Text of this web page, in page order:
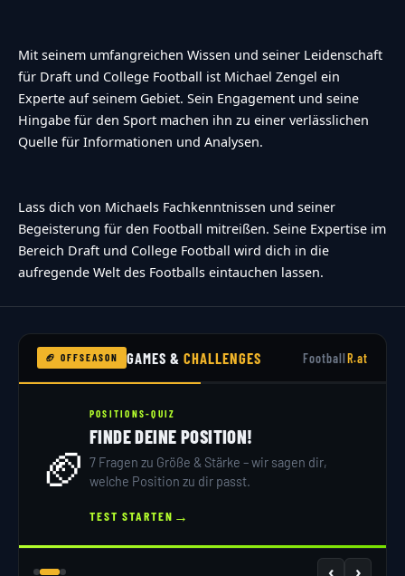
Mit seinem umfangreichen Wissen und seiner Leidenschaft
für Draft und College Football ist Michael Zengel ein
Experte auf seinem Gebiet. Sein Engagement und seine
Hingabe für den Sport machen ihn zu einer verlässlichen
Quelle für Informationen und Analysen.
Lass dich von Michaels Fachkenntnissen und seiner
Begeisterung für den Football mitreißen. Seine Expertise im
Bereich Draft und College Football wird dich in die
aufregende Welt des Footballs eintauchen lassen.
🏈 OFFSEASON GAMES &CHALLENGES FootballR.at
🏈
POSITIONS-QUIZ
FINDE DEINE POSITION!
7 Fragen zu Größe & Stärke – wir sagen dir,
welche Position zu dir passt.
TEST STARTEN →